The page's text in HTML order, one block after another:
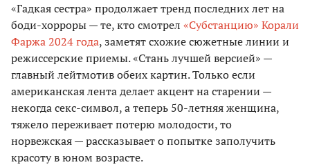
«Гадкая сестра» продолжает тренд последних лет на
боди-хорроры — те, кто смотрел «Субстанцию» Корали
Фаржа 2024 года, заметят схожие сюжетные линии и
режиссерские приемы. «Стань лучшей версией» —
главный лейтмотив обеих картин. Только если
американская лента делает акцент на старении —
некогда секс-символ, а теперь 50-летняя женщина,
тяжело переживает потерю молодости, то
норвежская — рассказывает о попытке заполучить
красоту в юном возрасте.